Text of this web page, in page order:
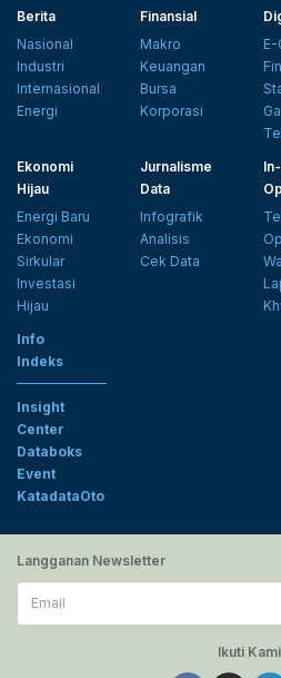
Berita
Nasional
Industri
Internasional
Energi
Finansial
Makro
Keuangan
Bursa
Korporasi
Ekonomi
Hijau
Energi Baru
Ekonomi
Sirkular
Investasi
Hijau
Jurnalisme
Data
Infografik
Analisis
Cek Data
Info
Indeks
Insight
Center
Databoks
Event
KatadataOto
Langganan Newsletter
Email
Ikuti Kami